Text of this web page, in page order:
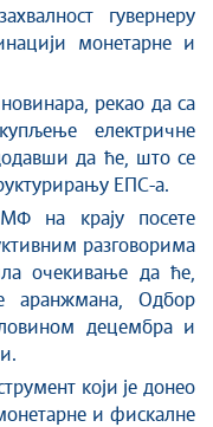
гувернеру
монетарне и
рекао да са
електричне
да ће, што се
ЕПС-а.
на крају посете
разговорима
очекивање да ће,
аранжмана, Одбор
децембра и
који је донео
и фискалне